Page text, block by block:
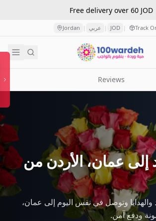
Free delivery over 60 JOD
Jordan | عربي | JOD | Track
Reviews
إلى عمان، الأردن من
وتوصل في نفس اليوم إلى عمان،
ودفع آمن.